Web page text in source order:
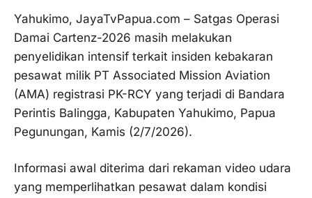
Yahukimo, JayaTvPapua.com – Satgas Operasi
Damai Cartenz-2026 masih melakukan
penyelidikan intensif terkait insiden kebakaran
pesawat milik PT Associated Mission Aviation
(AMA) registrasi PK-RCY yang terjadi di Bandara
Perintis Balingga, Kabupaten Yahukimo, Papua
Pegunungan, Kamis (2/7/2026).
Informasi awal diterima dari rekaman video udara
yang memperlihatkan pesawat dalam kondisi